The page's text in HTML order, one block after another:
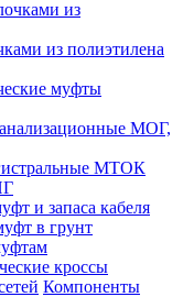
из полиэтилена
муфты
МОГ,
МТОК
и запаса кабеля
в грунт
кроссы
Компоненты